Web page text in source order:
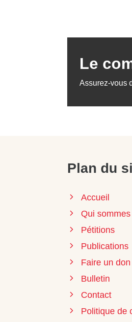
Le
Assurez-vous
Plan du
Accueil
Qui
Pétitions
Publications
Faire un don
Bulletin
Contact
Politique de